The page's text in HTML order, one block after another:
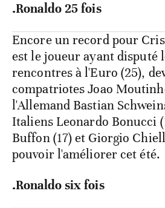
.Ronaldo 25 fois
Encore un record pour
est le joueur ayant disputé
rencontres à l'Euro (25),
compatriotes Joao
l'Allemand Bastian
Italiens Leonardo Bonucci
Buffon (17) et Giorgio
pouvoir l'améliorer cet été.
.Ronaldo six fois